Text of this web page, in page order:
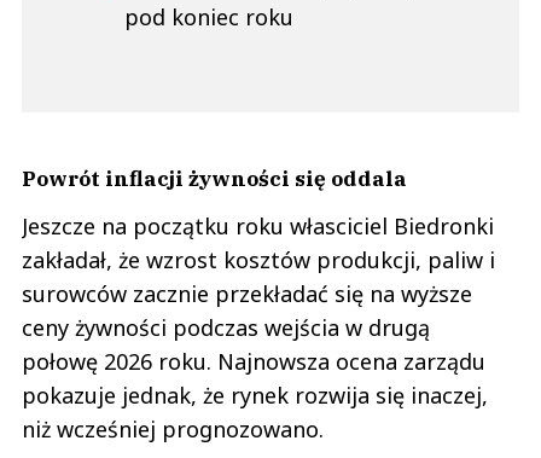
pod koniec roku
Powrót inflacji żywności się oddala
Jeszcze na początku roku własciciel Biedronki
zakładał, że wzrost kosztów produkcji, paliw i
surowców zacznie przekładać się na wyższe
ceny żywności podczas wejścia w drugą
połowę 2026 roku. Najnowsza ocena zarządu
pokazuje jednak, że rynek rozwija się inaczej,
niż wcześniej prognozowano.